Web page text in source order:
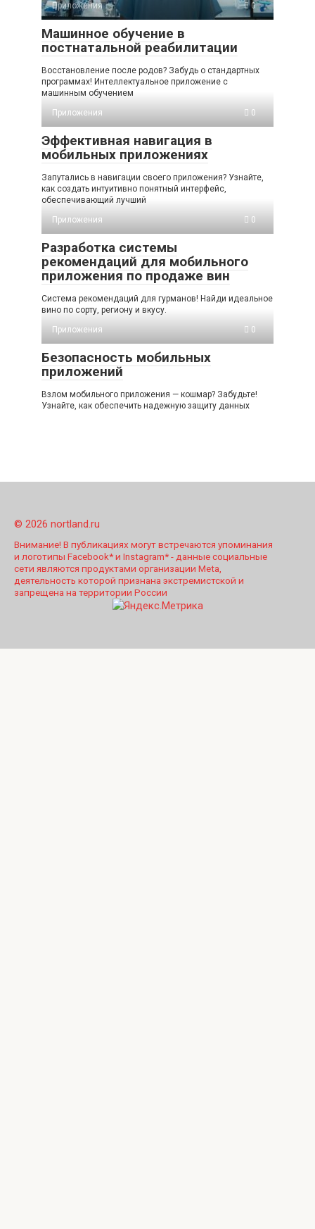
Приложения 0
Машинное обучение в
постнатальной реабилитации
Восстановление после родов? Забудь о стандартных
программах! Интеллектуальное приложение с
машинным обучением
Приложения
0
Эффективная навигация в
мобильных приложениях
Запутались в навигации своего приложения? Узнайте,
как создать интуитивно понятный интерфейс,
обеспечивающий лучший
Приложения
0
Разработка системы
рекомендаций для мобильного
приложения по продаже вин
Система рекомендаций для гурманов! Найди идеальное
вино по сорту, региону и вкусу.
Приложения
0
Безопасность мобильных
приложений
Взлом мобильного приложения — кошмар? Забудьте!
Узнайте, как обеспечить надежную защиту данных
© 2026 nortland.ru
Внимание! В публикациях могут встречаются упоминания
и логотипы Facebook* и Instagram* - данные социальные
сети являются продуктами организации Meta,
деятельность которой признана экстремистской и
запрещена на территории России